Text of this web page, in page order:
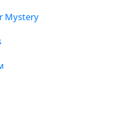
Mystery